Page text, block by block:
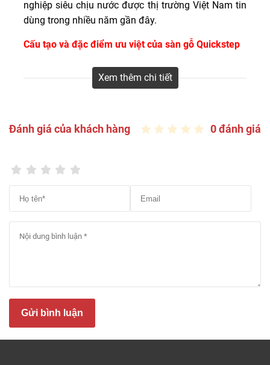
nghiệp siêu chịu nước được thị trường Việt Nam tin
dùng trong nhiều năm gần đây.
Cấu tạo và đặc điểm ưu việt của sàn gỗ Quickstep
– Lớp bề mặt phủ nhôm oxit chống trầy xước tốt,
giúp giữ màu san go luôn bền đẹp trong nhiều năm.
không bị cong vênh.
đẹp theo phong cách châu Âu thích hợp với các thiết
kế nội thất từ cổ điển đến hiện đại.
Xem thêm chi tiết
Đánh giá của khách hàng 0 đánh giá
Gửi bình luận